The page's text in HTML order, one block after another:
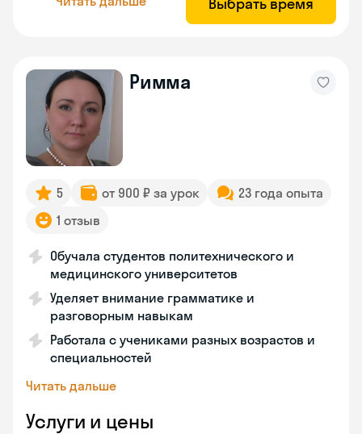
Римма
5 от 900 ₽ за урок
23 года опыта
1 отзыв
Обучала студентов политехнического и
медицинского университетов
Уделяет внимание грамматике и
разговорным навыкам
Работала с учениками разных возрастов и
специальностей
Читать дальше
Услуги и цены